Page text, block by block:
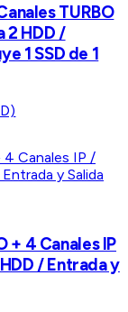
TURBO
2 HDD /
1 SSD de 1
+ 4 Canales IP
/ Entrada y